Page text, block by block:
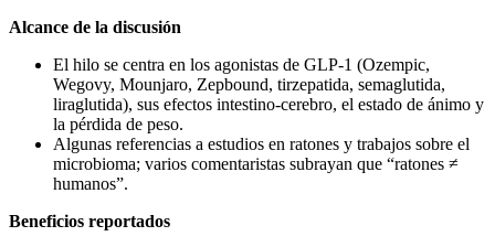
Alcance de la discusión
El hilo se centra en los agonistas de GLP‑1 (Ozempic,
Wegovy, Mounjaro, Zepbound, tirzepatida, semaglutida,
liraglutida), sus efectos intestino‑cerebro, el estado de ánimo y
la pérdida de peso.
Algunas referencias a estudios en ratones y trabajos sobre el
microbioma; varios comentaristas subrayan que “ratones ≠
humanos”.
Beneficios reportados